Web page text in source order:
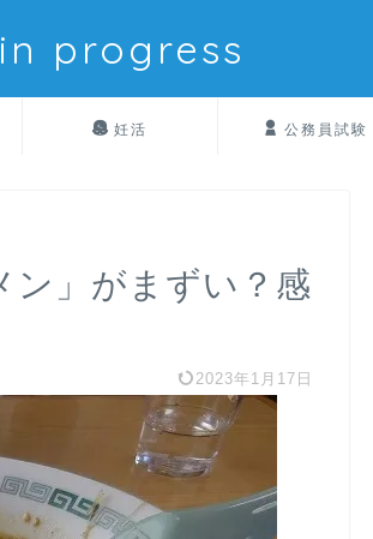
in progress
妊活 公務員試験
ン」がまずい？感
2023年1月17日